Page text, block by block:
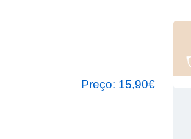
Preço: 15,90€